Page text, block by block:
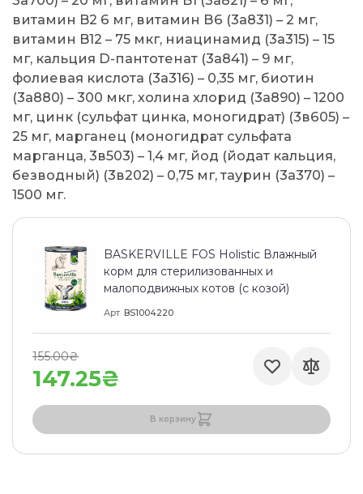
витамин B2 6 мг, витамин В6 (3а831) – 2 мг,
витамин B12 – 75 мкг, ниацинамид (3а315) – 15
мг, кальция D-пантотенат (3а841) – 9 мг,
фолиевая кислота (3а316) – 0,35 мг, биотин
(3а880) – 300 мкг, холина хлорид (3а890) – 1200
мг, цинк (сульфат цинка, моногидрат) (3в605) –
25 мг, марганец (моногидрат сульфата
марганца, 3в503) – 1,4 мг, йод (йодат кальция,
безводный) (3в202) – 0,75 мг, таурин (3а370) –
1500 мг.
BASKERVILLE FOS Holistic Влажный
корм для стерилизованных и
малоподвижных котов (с козой)
Арт BS1004220
147.25₴
155.00₴
В корзину